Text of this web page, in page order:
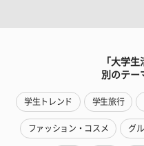
「大学
別のテー
学生トレンド 学生旅行
ファッション・コスメ グ